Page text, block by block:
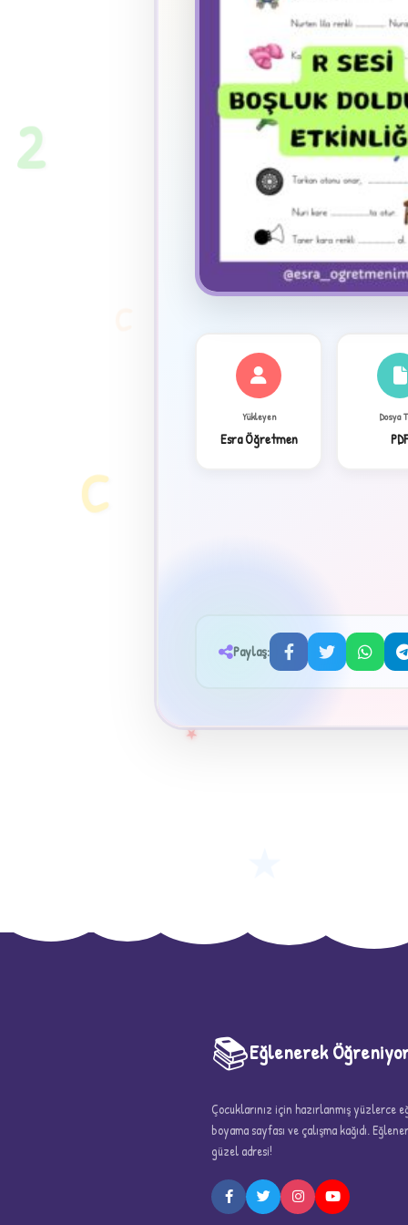
★
Yükleyen
Esra Öğretmen
Dosya
Paylaş:
C
2
5
📚Eğlenerek
Çocuklarınız için hazırlanmış yüzlerce
boyama sayfası ve çalışma kağıdı.
güzel adresi!